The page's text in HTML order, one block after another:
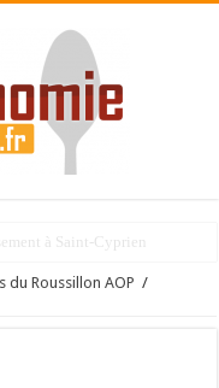
Roussillon AOP /